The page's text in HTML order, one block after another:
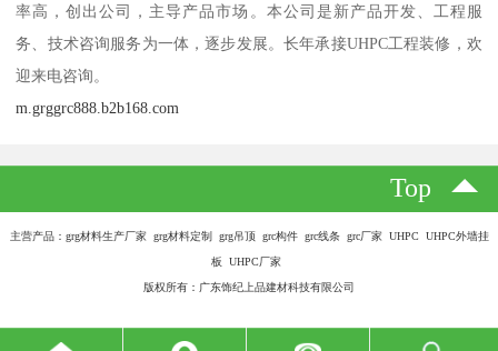
率高，创出公司，主导产品市场。本公司是新产品开发、工程服
务、技术咨询服务为一体，逐步发展。长年承接UHPC工程装修，欢
迎来电咨询。
m.grggrc888.b2b168.com
Top
主营产品：grg材料生产厂家 grg材料定制 grg吊顶 grc构件 grc线条 grc厂家 UHPC UHPC外墙挂
板 UHPC厂家
版权所有：广东饰纪上品建材科技有限公司